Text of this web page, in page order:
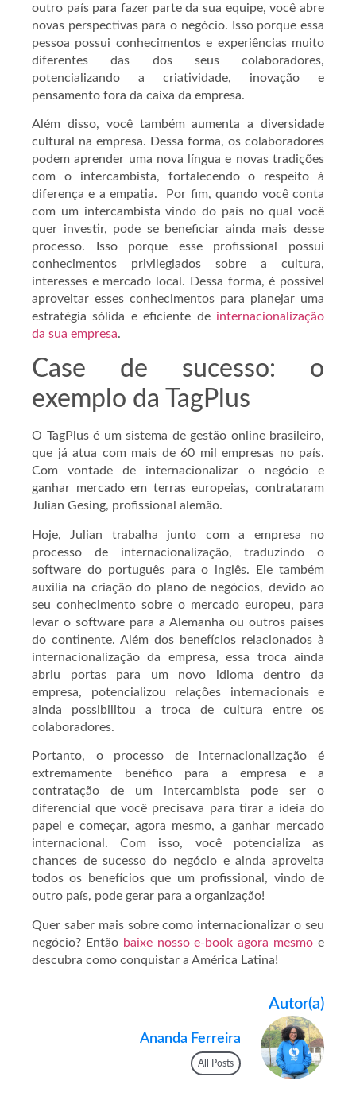
outro país para fazer parte da sua equipe, você abre
novas perspectivas para o negócio. Isso porque essa
pessoa possui conhecimentos e experiências muito
diferentes das dos seus colaboradores,
potencializando a criatividade, inovação e
pensamento fora da caixa da empresa.
Além disso, você também aumenta a diversidade
cultural na empresa. Dessa forma, os colaboradores
podem aprender uma nova língua e novas tradições
com o intercambista, fortalecendo o respeito à
diferença e a empatia. Por fim, quando você conta
com um intercambista vindo do país no qual você
quer investir, pode se beneficiar ainda mais desse
processo. Isso porque esse profissional possui
conhecimentos privilegiados sobre a cultura,
interesses e mercado local. Dessa forma, é possível
aproveitar esses conhecimentos para planejar uma
estratégia sólida e eficiente de internacionalização
da sua empresa.
Case de sucesso: o
exemplo da TagPlus
O TagPlus é um sistema de gestão online brasileiro,
que já atua com mais de 60 mil empresas no país.
Com vontade de internacionalizar o negócio e
ganhar mercado em terras europeias, contrataram
Julian Gesing, profissional alemão.
Hoje, Julian trabalha junto com a empresa no
processo de internacionalização, traduzindo o
software do português para o inglês. Ele também
auxilia na criação do plano de negócios, devido ao
seu conhecimento sobre o mercado europeu, para
levar o software para a Alemanha ou outros países
do continente. Além dos benefícios relacionados à
internacionalização da empresa, essa troca ainda
abriu portas para um novo idioma dentro da
empresa, potencializou relações internacionais e
ainda possibilitou a troca de cultura entre os
colaboradores.
Portanto, o processo de internacionalização é
extremamente benéfico para a empresa e a
contratação de um intercambista pode ser o
diferencial que você precisava para tirar a ideia do
papel e começar, agora mesmo, a ganhar mercado
internacional. Com isso, você potencializa as
chances de sucesso do negócio e ainda aproveita
todos os benefícios que um profissional, vindo de
outro país, pode gerar para a organização!
Quer saber mais sobre como internacionalizar o seu
negócio? Então baixe nosso e-book agora mesmo e
descubra como conquistar a América Latina!
Autor(a)
Ananda Ferreira
All Posts